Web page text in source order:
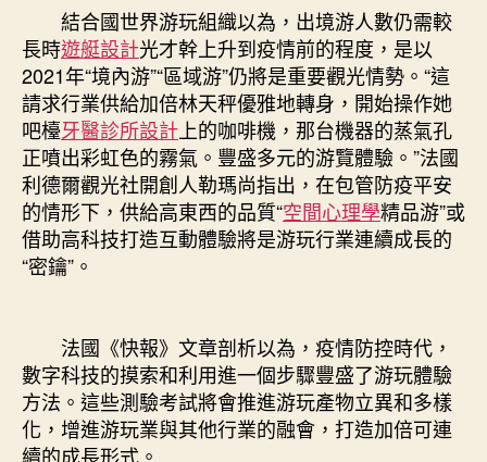
結合國世界游玩組織以為，出境游人數仍需較
長時遊艇設計光才幹上升到疫情前的程度，是以
2021年“境內游”“區域游”仍將是重要觀光情勢。“這
請求行業供給加倍林天秤優雅地轉身，開始操作她
吧檯牙醫診所設計 上的咖啡機，那台機器的蒸氣孔
正噴出彩虹色的霧氣。豐盛多元的游覽體驗。”法國
利德爾觀光社開創人勒瑪尚指出，在包管防疫平安
的情形下，供給高東西的品質“空間心理學精品游”或
借助高科技打造互動體驗將是游玩行業連續成長的
“密鑰”。
法國《快報》文章剖析以為，疫情防控時代，
數字科技的摸索和利用進一個步驟豐盛了游玩體驗
方法。這些測驗考試將會推進游玩產物立異和多樣
化，增進游玩業與其他行業的融會，打造加倍可連
續的成長形式。